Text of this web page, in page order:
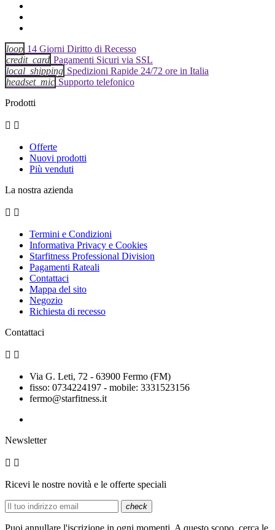
loop 14 Giorni Diritto di Recesso
credit_card Pagamenti Sicuri via SSL
local_shipping Spedizioni Rapide 24/72 ore in Italia
headset_mic Supporto telefonico
Prodotti
 
Offerte
Nuovi prodotti
Più venduti
La nostra azienda
 
Termini e Condizioni
Informativa Privacy e Cookies
Starfitness Professional Division
Pagamenti Rateali
Contattaci
Mappa del sito
Negozio
Richiesta di recesso
Contattaci
 
Via G. Leti, 72 - 63900 Fermo (FM)
fisso: 0734224197 - mobile: 3331523156
fermo@starfitness.it
Newsletter
 
Ricevi le nostre novità e le offerte speciali
check